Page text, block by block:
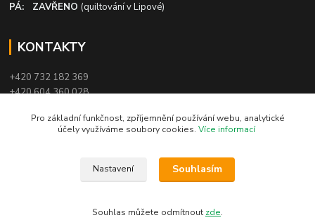
PÁ: ZAVŘENO (quiltování v Lipové)
KONTAKTY
+420 732 182 369
+420 604 360 028
© 2016 Patchworkový svět - Danuše Březinová. Obsah těchto stránek je
je zakázáno.
Pro základní funkčnost, zpříjemnění používání webu, analytické
účely využíváme soubory cookies. Více informací
Nastavení Souhlasím
Souhlas můžete odmítnout zde.